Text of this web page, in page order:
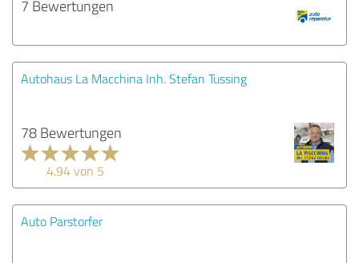
7 Bewertungen
Autohaus La Macchina Inh. Stefan Tussing
78 Bewertungen
4.94 von 5
Auto Parstorfer